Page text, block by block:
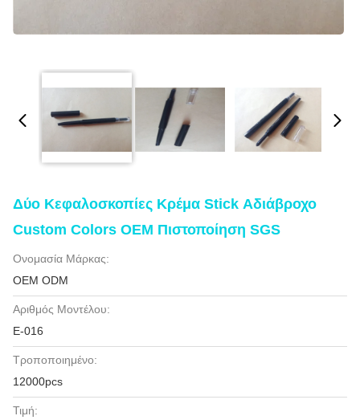
Δύο Κεφαλοσκοπίες Κρέμα Stick Αδιάβροχο
Custom Colors OEM Πιστοποίηση SGS
Ονομασία Μάρκας:
OEM ODM
Αριθμός Μοντέλου:
Ε-016
Τροποποιημένο:
12000pcs
Τιμή: